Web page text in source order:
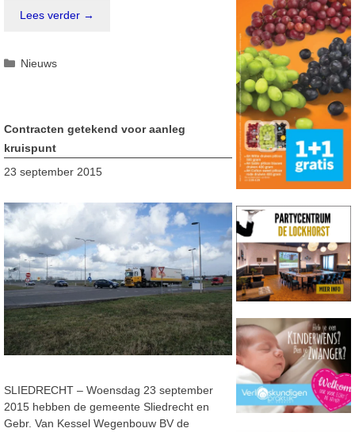
Lees verder →
Categorieën
Nieuws
Contracten getekend voor aanleg
kruispunt
23 september 2015
SLIEDRECHT – Woensdag 23 september
2015 hebben de gemeente Sliedrecht en
Gebr. Van Kessel Wegenbouw BV de